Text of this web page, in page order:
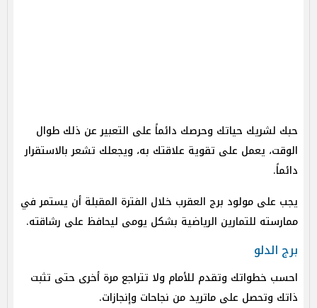
حبك لشريك حياتك وحرصك دائماً على التعبير عن ذلك طوال
الوقت، يعمل على تقوية علاقتك به، ويجعلك تشعر بالاستقرار
دائماً.
يجب على مولود برج العقرب خلال الفترة المقبلة أن يستمر في
ممارسته للتمارين الرياضية بشكل يومى ليحافظ على رشاقته.
برج الدلو
احسب خطواتك وتقدم للأمام ولا تتراجع مرة أخرى حتى تثبت
ذاتك وتحصل على ماتريد من نجاحات وإنجازات.